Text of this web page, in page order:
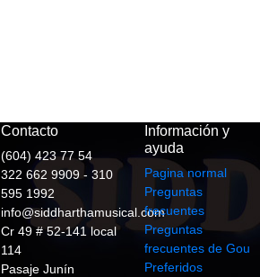
Contacto
(604) 423 77 54
322 662 9909 - 310
595 1992
info@siddharthamusical.com
Cr 49 # 52-141 local
114
Pasaje Junín
Información y
ayuda
Pagina normal
Preguntas
frecuentes
Preguntas
frecuentes de Gou
Preferidos